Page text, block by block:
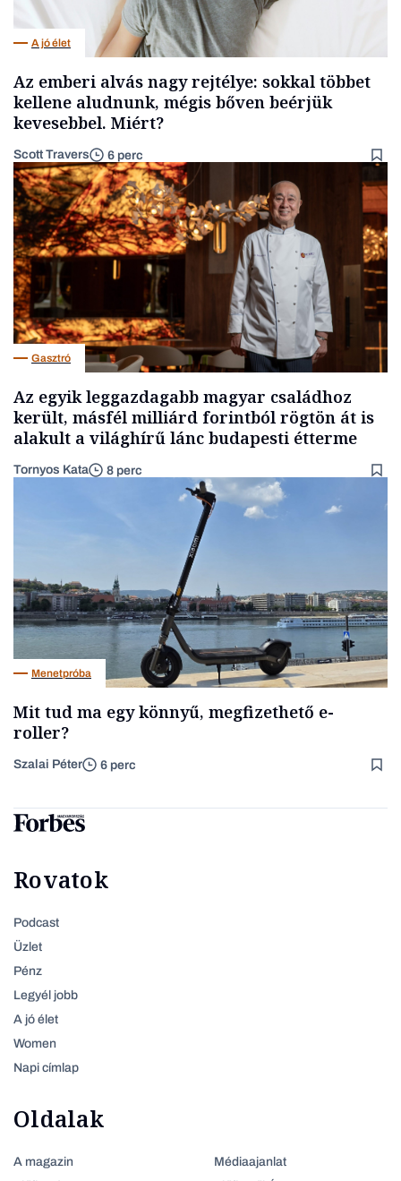
A jó élet
Az emberi alvás nagy rejtélye: sokkal többet
kellene aludnunk, mégis bőven beérjük
kevesebbel. Miért?
Scott Travers 6 perc
Gasztró
Az egyik leggazdagabb magyar családhoz
került, másfél milliárd forintból rögtön át is
alakult a világhírű lánc budapesti étterme
Tornyos Kata 8 perc
Menetpróba
Mit tud ma egy könnyű, megfizethető e-
roller?
Szalai Péter 6 perc
Rovatok
Podcast
Üzlet
Pénz
Legyél jobb
A jó élet
Women
Napi címlap
Oldalak
A magazin
Médiaajanlat